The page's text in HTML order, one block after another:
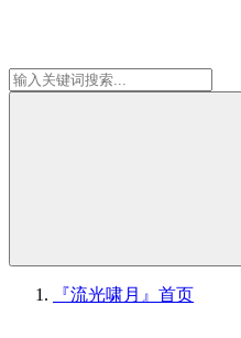
『流光啸月』 首页